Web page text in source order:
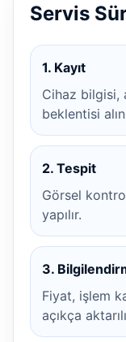
Servis
1. Kayıt
Cihaz bilgisi,
beklentisi
2. Tespit
Görsel
yapılır.
3.
Fiyat, işlem
açıkça